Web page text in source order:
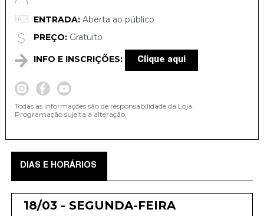
ENTRADA:Aberta ao público
PREÇO:Gratuito
INFO E INSCRIÇÕES: Clique aqui
Todas as informações são de responsabilidade da Loja.
Programação sujeita a alteração.
DIAS E HORÁRIOS
18/03 - SEGUNDA-FEIRA